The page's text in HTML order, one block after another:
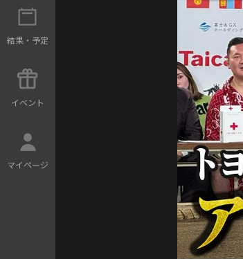
結果 ・ 予定
イベン ト
マイページ